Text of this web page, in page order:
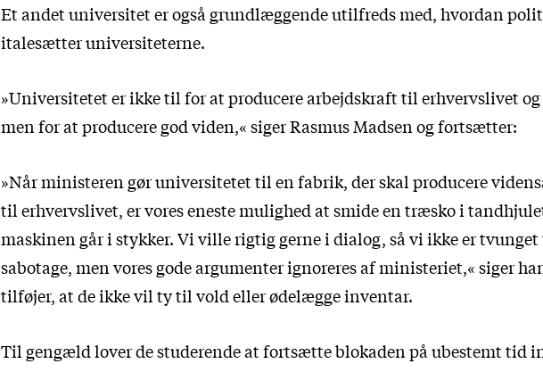
Et andet universitet er også grundlæggende utilfreds med, hvordan
italesætter universiteterne.
»Universitetet er ikke til for at producere arbejdskraft til erhvervslivet
men for at producere god viden,« siger Rasmus Madsen og fortsætter:
»Når ministeren gør universitetet til en fabrik, der skal producere
til erhvervslivet, er vores eneste mulighed at smide en træsko i
maskinen går i stykker. Vi ville rigtig gerne i dialog, så vi ikke er
sabotage, men vores gode argumenter ignoreres af ministeriet,« siger
tilføjer, at de ikke vil ty til vold eller ødelægge inventar.
Til gengæld lover de studerende at fortsætte blokaden på ubestemt tid